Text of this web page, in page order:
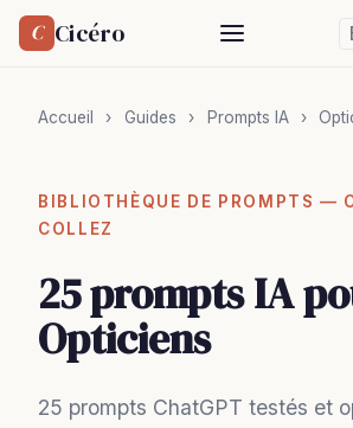
C Cicéro
Accueil › Guides › Prompts IA ›
BIBLIOTHÈQUE DE PROMPTS —
COLLEZ
25 prompts IA
Opticiens
25 prompts ChatGPT testés et